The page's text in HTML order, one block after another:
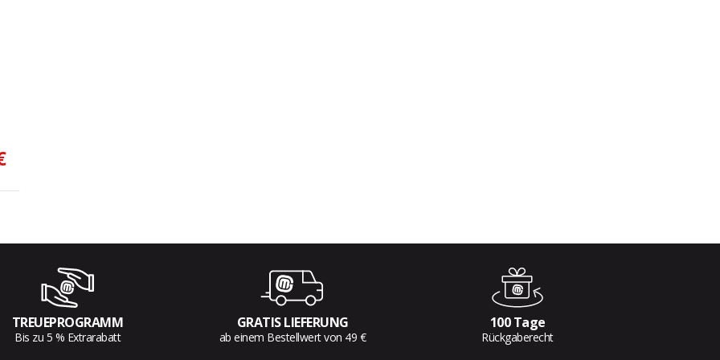
TREUEPROGRAMM
Bis zu 5 % Extrarabatt
GRATIS LIEFERUNG
ab einem Bestellwert von 49 €
100 Tage
Rückgaberecht